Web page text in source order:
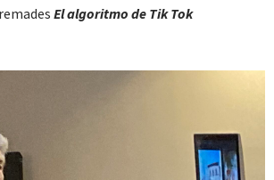
El algoritmo de Tik Tok